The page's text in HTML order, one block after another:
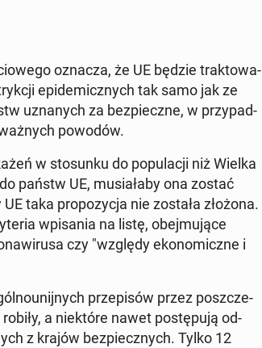
oznacza, że ​​UE będzie trak­to­wa­
epi­de­micz­nych tak samo jak ze
uzna­nych za bez­piecz­ne, w przy­pad­
powodów.
w sto­sun­ku do po­pu­la­cji niż Wielka
państw UE, mu­sia­ła­by ona zostać
taka pro­po­zy­cja nie została złożona.
wpi­sa­nia na listę, obej­mu­ją­ce
czy "względy eko­no­micz­ne i
prze­pi­sów przez po­szcze­
a nie­któ­re nawet po­stę­pu­ją od­
z krajów bez­piecz­nych. Tylko 12